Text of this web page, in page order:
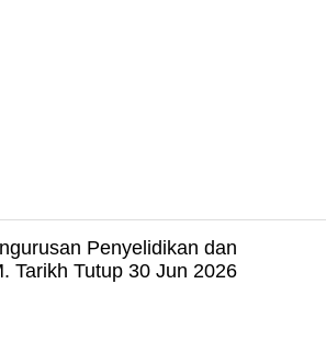
Penyelidikan dan
Tarikh Tutup 30 Jun 2026